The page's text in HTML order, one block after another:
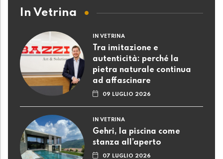
In Vetrina
IN VETRINA
Tra imitazione e
autenticità: perché la
pietra naturale continua
ad affascinare
09 LUGLIO 2026
IN VETRINA
Gehri, la piscina come
stanza all’aperto
07 LUGLIO 2026